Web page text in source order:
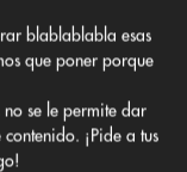
blablablabla esas
que poner porque
no se le permite dar
¡Pide a tus